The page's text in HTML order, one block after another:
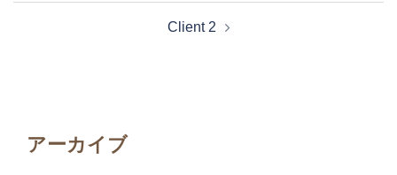
ー
シ
Client 2
アーカイブ